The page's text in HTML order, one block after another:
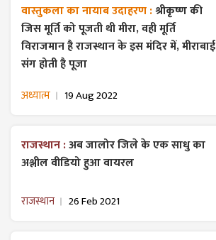
वास्तुकला का नायाब उदाहरण :श्रीकृष्ण की
जिस मूर्ति को पूजती थी मीरा, वही मूर्ति
विराजमान है राजस्थान के इस मंदिर में, मीराबाई
संग होती है पूजा
अध्यात्म 19 Aug 2022
राजस्थान :अब जालोर जिले के एक साधु का
अश्लील वीडियो हुआ वायरल
राजस्थान 26 Feb 2021